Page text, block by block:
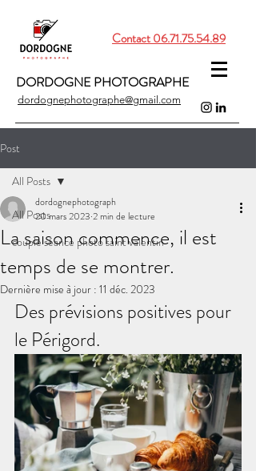
Contact 06.71.75.54.89
DORDOGNE PHOTOGRAPHE
dordognephotographe@gmail.com
Post
All Posts
couple séance photo saint valentin
All Posts
La saison commence, il est
temps de se montrer.
dordognephotograph
20 mars 2023 2 min de lecture
Dernière mise à jour : 11 déc. 2023
Des prévisions positives pour
le Périgord.